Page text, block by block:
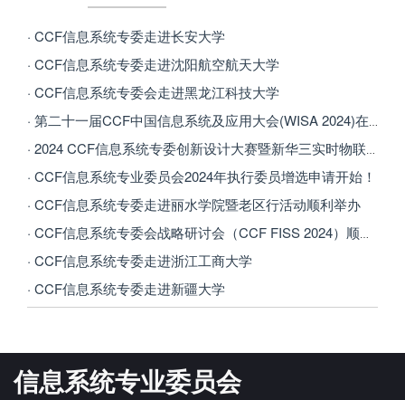
· CCF信息系统专委走进长安大学
· CCF信息系统专委走进沈阳航空航天大学
· CCF信息系统专委会走进黑龙江科技大学
· 第二十一届CCF中国信息系统及应用大会(WISA 2024)在银川成功举办
· 2024 CCF信息系统专委创新设计大赛暨新华三实时物联网攻击检测算法竞赛
· CCF信息系统专业委员会2024年执行委员增选申请开始！
· CCF信息系统专委走进丽水学院暨老区行活动顺利举办
· CCF信息系统专委会战略研讨会（CCF FISS 2024）顺利召开
· CCF信息系统专委走进浙江工商大学
· CCF信息系统专委走进新疆大学
信息系统专业委员会